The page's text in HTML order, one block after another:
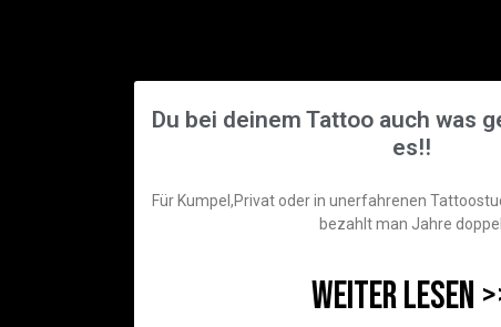
Du bei deinem Tattoo auch was
es!!
Für Kumpel,Privat oder in unerfahrenen
bezahlt man Jahre doppel
WEITER LESEN